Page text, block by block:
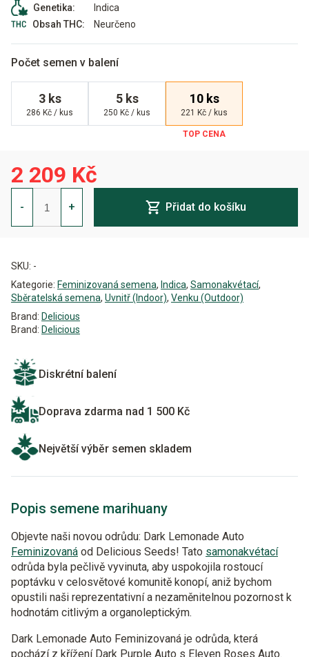
Genetika:
Indica
Obsah THC:
Neurčeno
Počet semen v balení
3 ks
286 Kč / kus
5 ks
250 Kč / kus
10 ks
221 Kč / kus
2 209 Kč
-
Dark
Lemonade
Auto
Feminizovaná
+ Přidat do košíku
SKU: -
Kategorie: Feminizovaná semena, Indica, Samonakvétací,
Sběratelská semena, Uvnitř (Indoor), Venku (Outdoor)
Brand: Delicious
Brand: Delicious
Diskrétní balení
Doprava zdarma nad 1 500 Kč
Největší výběr semen skladem
Popis semene marihuany
Objevte naši novou odrůdu: Dark Lemonade Auto
Feminizovaná od Delicious Seeds! Tato samonakvétací
odrůda byla pečlivě vyvinuta, aby uspokojila rostoucí
poptávku v celosvětové komunitě konopí, aniž bychom
opustili naši reprezentativní a nezaměnitelnou pozornost k
hodnotám citlivým a organoleptickým.
Dark Lemonade Auto Feminizovaná je odrůda, která
pochází z křížení Dark Purple Auto s Eleven Roses Auto.